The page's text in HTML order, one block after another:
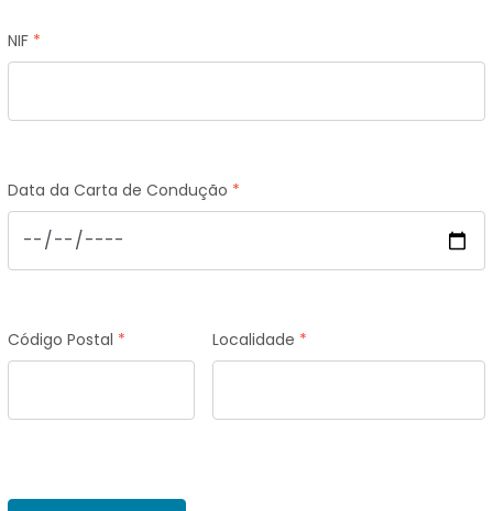
NIF *
Data da Carta de Condução *
Código Postal * Localidade *